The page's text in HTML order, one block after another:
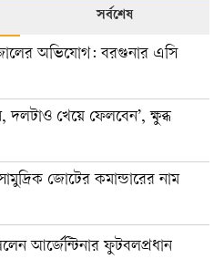
সর্বশেষ
জালের অভিযোগ: বরগুনার এসি
দলটাও খেয়ে ফেলবেন’, ক্ষুব্ধ
জোটের কমান্ডারের নাম
আর্জেন্টিনার ফুটবলপ্রধান